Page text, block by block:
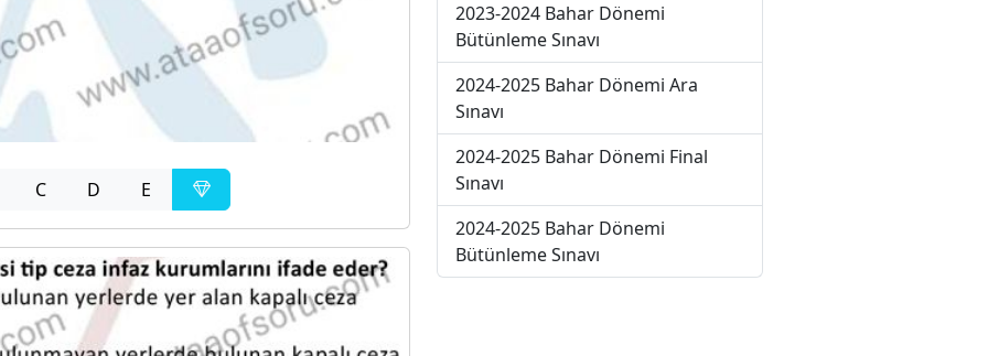
C D E
2023-2024 Bahar Dönemi
Bütünleme Sınavı
2024-2025 Bahar Dönemi Ara
Sınavı
2024-2025 Bahar Dönemi Final
Sınavı
2024-2025 Bahar Dönemi
Bütünleme Sınavı